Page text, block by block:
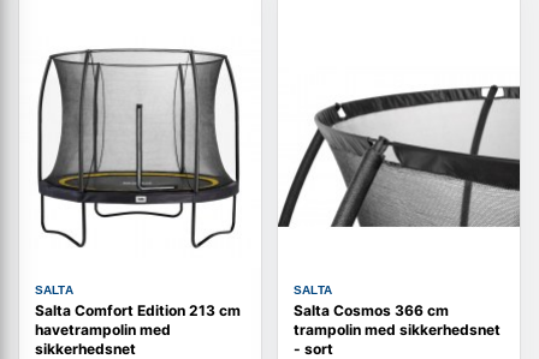
SALTA
Salta Comfort Edition 213 cm
havetrampolin med
sikkerhedsnet
SALTA
Salta Cosmos 366 cm
trampolin med sikkerhedsnet
- sort